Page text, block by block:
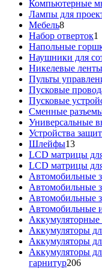
Компьютерные
Лампы для
Мебель88
товаров
Набор отверток1
Напольные
Наушники для
Никелевые
Пульты
Пусковые
Пусковые
Сменные
Универсальные
Устройства
Шлейфы1313
LCD матрицы
LCD матрицы
Автомобильные
Автомобильные
Автомобильные
Автомобильные
Аккумуляторные
Аккумуляторы
Аккумуляторы
Аккумуляторы
гарнитур206206